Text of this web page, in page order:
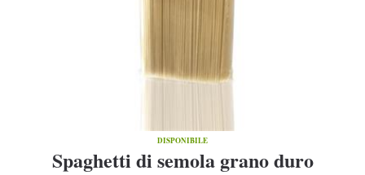
DISPONIBILE
Spaghetti di semola grano duro